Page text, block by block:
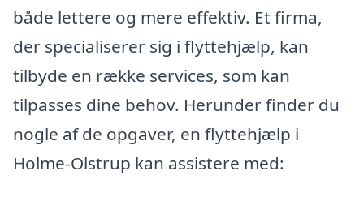
både lettere og mere effektiv. Et firma,
der specialiserer sig i flyttehjælp, kan
tilbyde en række services, som kan
tilpasses dine behov. Herunder finder du
nogle af de opgaver, en flyttehjælp i
Holme-Olstrup kan assistere med: